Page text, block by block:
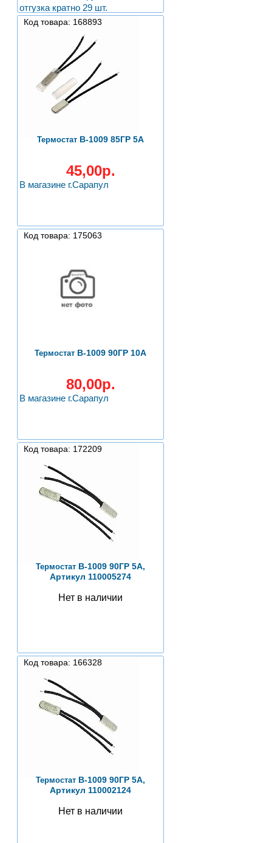
отгузка кратно 29 шт.
Код товара: 168893
Термостат B-1009 85ГР 5А
45,00р.
В магазине г.Сарапул
Код товара: 175063
Термостат B-1009 90ГР 10A
80,00р.
В магазине г.Сарапул
Код товара: 172209
Термостат B-1009 90ГР 5А,
Артикул 110005274
Нет в наличии
Код товара: 166328
Термостат B-1009 90ГР 5А,
Артикул 110002124
Нет в наличии